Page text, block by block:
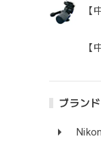
ブラン